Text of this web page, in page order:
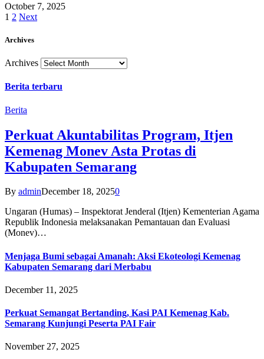
October 7, 2025
1 2 Next
Archives
Archives
Berita terbaru
Berita
Perkuat Akuntabilitas Program, Itjen
Kemenag Monev Asta Protas di
Kabupaten Semarang
By adminDecember 18, 20250
Ungaran (Humas) – Inspektorat Jenderal (Itjen) Kementerian Agama
Republik Indonesia melaksanakan Pemantauan dan Evaluasi
(Monev)…
Menjaga Bumi sebagai Amanah: Aksi Ekoteologi Kemenag
Kabupaten Semarang dari Merbabu
December 11, 2025
Perkuat Semangat Bertanding, Kasi PAI Kemenag Kab.
Semarang Kunjungi Peserta PAI Fair
November 27, 2025